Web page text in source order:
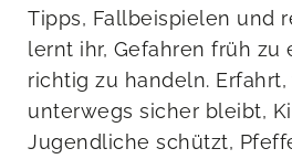
Tipps, Fallbeispielen und
lernt ihr, Gefahren früh zu
richtig zu handeln.
unterwegs sicher bleibt,
Jugendliche schützt,